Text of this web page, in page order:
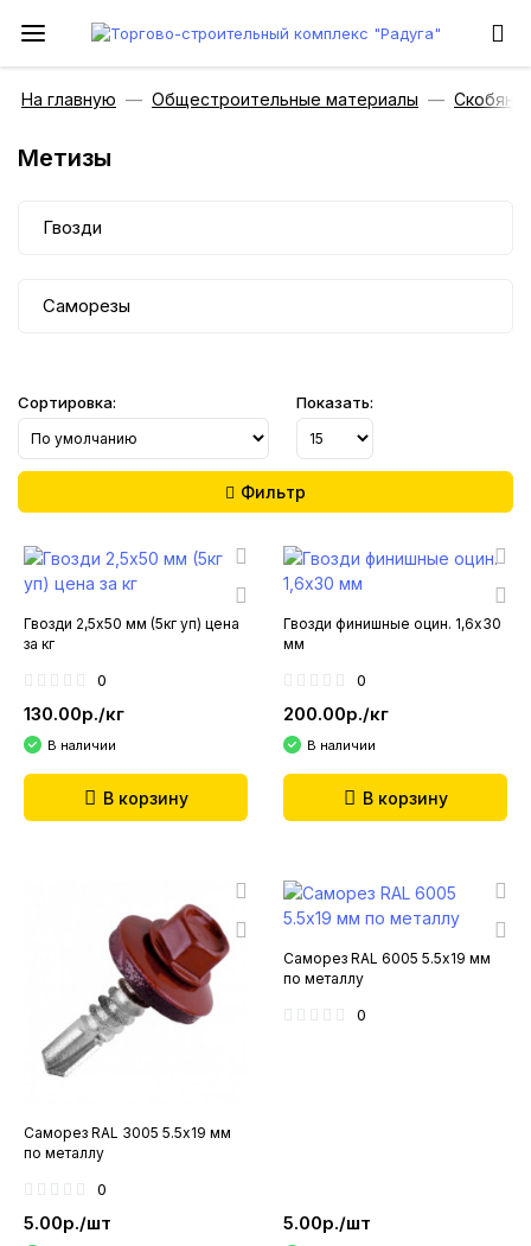
На главную Общестроительные материалы
Метизы
Гвозди
Саморезы
Сортировка: Показать:
Фильтр
Гвозди 2,5х50 мм (5кг уп) цена
за кг
0
130.00р./кг
В наличии
В корзину
Гвозди финишные оцин. 1,6х30
мм
0
200.00р./кг
В наличии
В корзину
Саморез RAL 3005 5.5х19 мм
по металлу
0
5.00р./шт
Саморез RAL 6005 5.5х19 мм
по металлу
0
5.00р./шт